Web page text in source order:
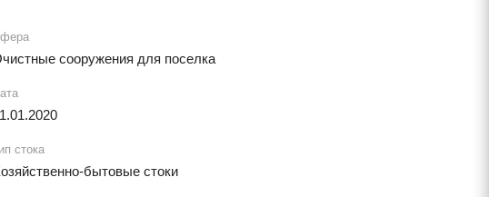
сооружения для поселка
стока
бытовые стоки